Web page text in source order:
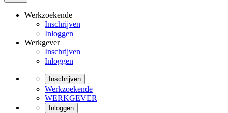
Werkzoekende
Inschrijven
Inloggen
Werkgever
Inschrijven
Inloggen
Inschrijven
Werkzoekende
WERKGEVER
Inloggen